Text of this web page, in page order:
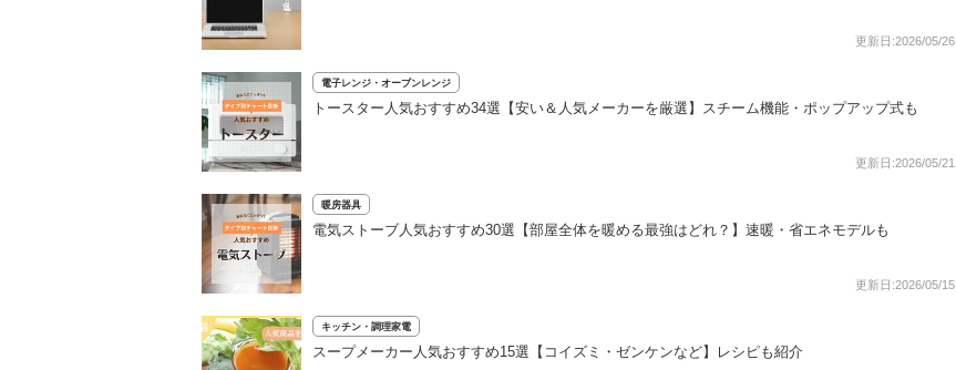
更新日:2026/05/26
電子レンジ・オーブンレンジ
トースター人気おすすめ34選【安い＆人気メーカーを厳選】スチーム機能・ポップアップ式も
更新日:2026/05/21
暖房器具
電気ストーブ人気おすすめ30選【部屋全体を暖める最強はどれ？】速暖・省エネモデルも
更新日:2026/05/15
キッチン・調理家電
スープメーカー人気おすすめ15選【コイズミ・ゼンケンなど】レシピも紹介